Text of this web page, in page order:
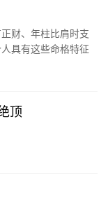
财、年柱比肩时支
具有这些命格特征
顶